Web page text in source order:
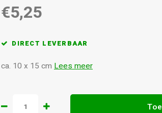
€5,25
DIRECT LEVERBAAR
ca. 10 x 15 cm Lees meer